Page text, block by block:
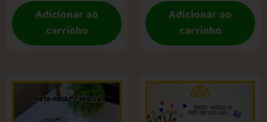
Adicionar ao
carrinho
Adicionar ao
carrinho